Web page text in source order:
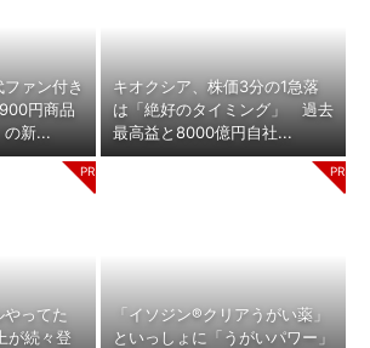
ァン付き
円商品
の新...
キオクシア、株価3分の1急落
は「絶好のタイミング」 過去
最高益と8000億円自社...
やってた
が続々登
「イソジン®クリアうがい薬」
といっしょに「うがいパワー」